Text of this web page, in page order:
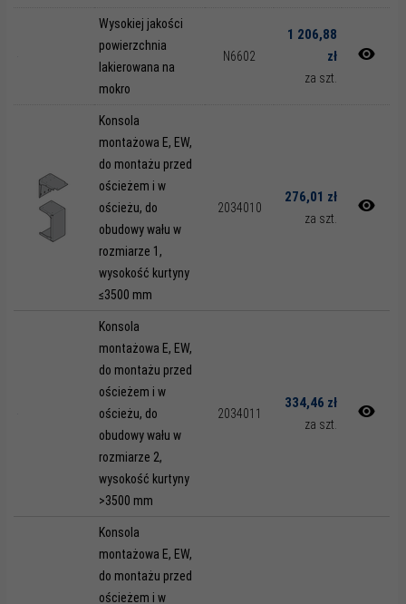
Wysokiej jakości
powierzchnia
lakierowana na
mokro
N6602
1 206,88
zł
za szt.
Konsola
montażowa E, EW,
do montażu przed
ościeżem i w
ościeżu, do
obudowy wału w
rozmiarze 1,
wysokość kurtyny
≤3500 mm
2034010
276,01 zł
za szt.
Konsola
montażowa E, EW,
do montażu przed
ościeżem i w
ościeżu, do
obudowy wału w
rozmiarze 2,
wysokość kurtyny
>3500 mm
2034011
334,46 zł
za szt.
Konsola
montażowa E, EW,
do montażu przed
ościeżem i w